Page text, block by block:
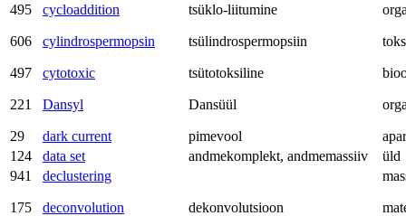
495 cycloaddition tsüklo-liitumine
606 cylindrospermopsin tsülindrospermopsiin
497 cytotoxic tsütotoksiline
221 Dansyl Dansüül
29 dark current pimevool
124
data set andmekomplekt, andmemassiiv
üld
941
declustering
175 deconvolution dekonvolutsioon